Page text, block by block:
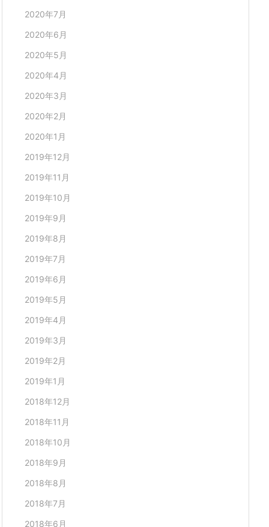
2020年7月
2020年6月
2020年5月
2020年4月
2020年3月
2020年2月
2020年1月
2019年12月
2019年11月
2019年10月
2019年9月
2019年8月
2019年7月
2019年6月
2019年5月
2019年4月
2019年3月
2019年2月
2019年1月
2018年12月
2018年11月
2018年10月
2018年9月
2018年8月
2018年7月
2018年6月